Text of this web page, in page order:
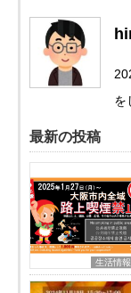
を
最新の投稿
生活情報